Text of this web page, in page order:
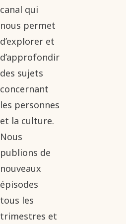
canal qui
nous permet
d’explorer et
d’approfondir
des sujets
concernant
les personnes
et la culture.
Nous
publions de
nouveaux
épisodes
tous les
trimestres et